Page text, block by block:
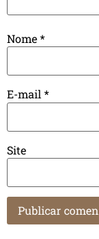
Nome*
E-mail*
Site